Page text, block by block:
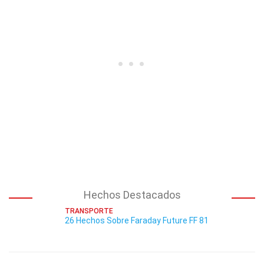
Hechos Destacados
TRANSPORTE
26 Hechos Sobre Faraday Future FF 81